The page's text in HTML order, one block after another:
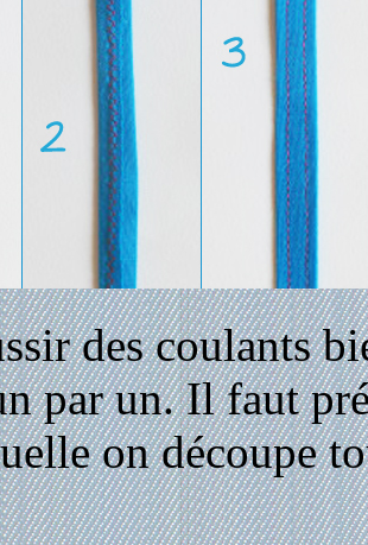
des coulants
par un. Il faut
on découpe